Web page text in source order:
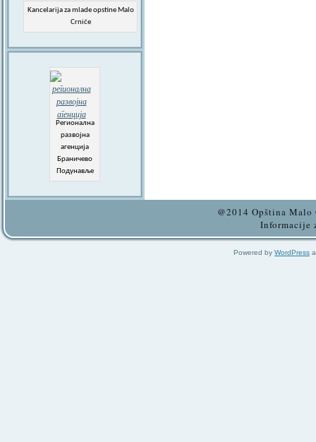
Kancelarija za mlade opstine Malo
Crniće
Регионална
развојна
агенција
Браничево
Подунавље
@2014 Opština
Informacije
Powered by WordPress